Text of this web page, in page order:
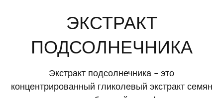
ЭКСТРАКТ
ПОДСОЛНЕЧНИКА
Экстракт подсолнечника – это
концентрированный гликолевый экстракт семян